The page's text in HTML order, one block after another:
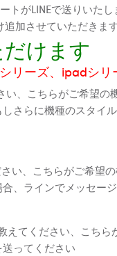
トがLINEで送りいたし
加させていただきま
けます
リーズ、ipadシリ
、こちらがご希望の
さらに機種のスタイ
い、こちらがご希望
、ラインでメッセー
てください、こち
ってください